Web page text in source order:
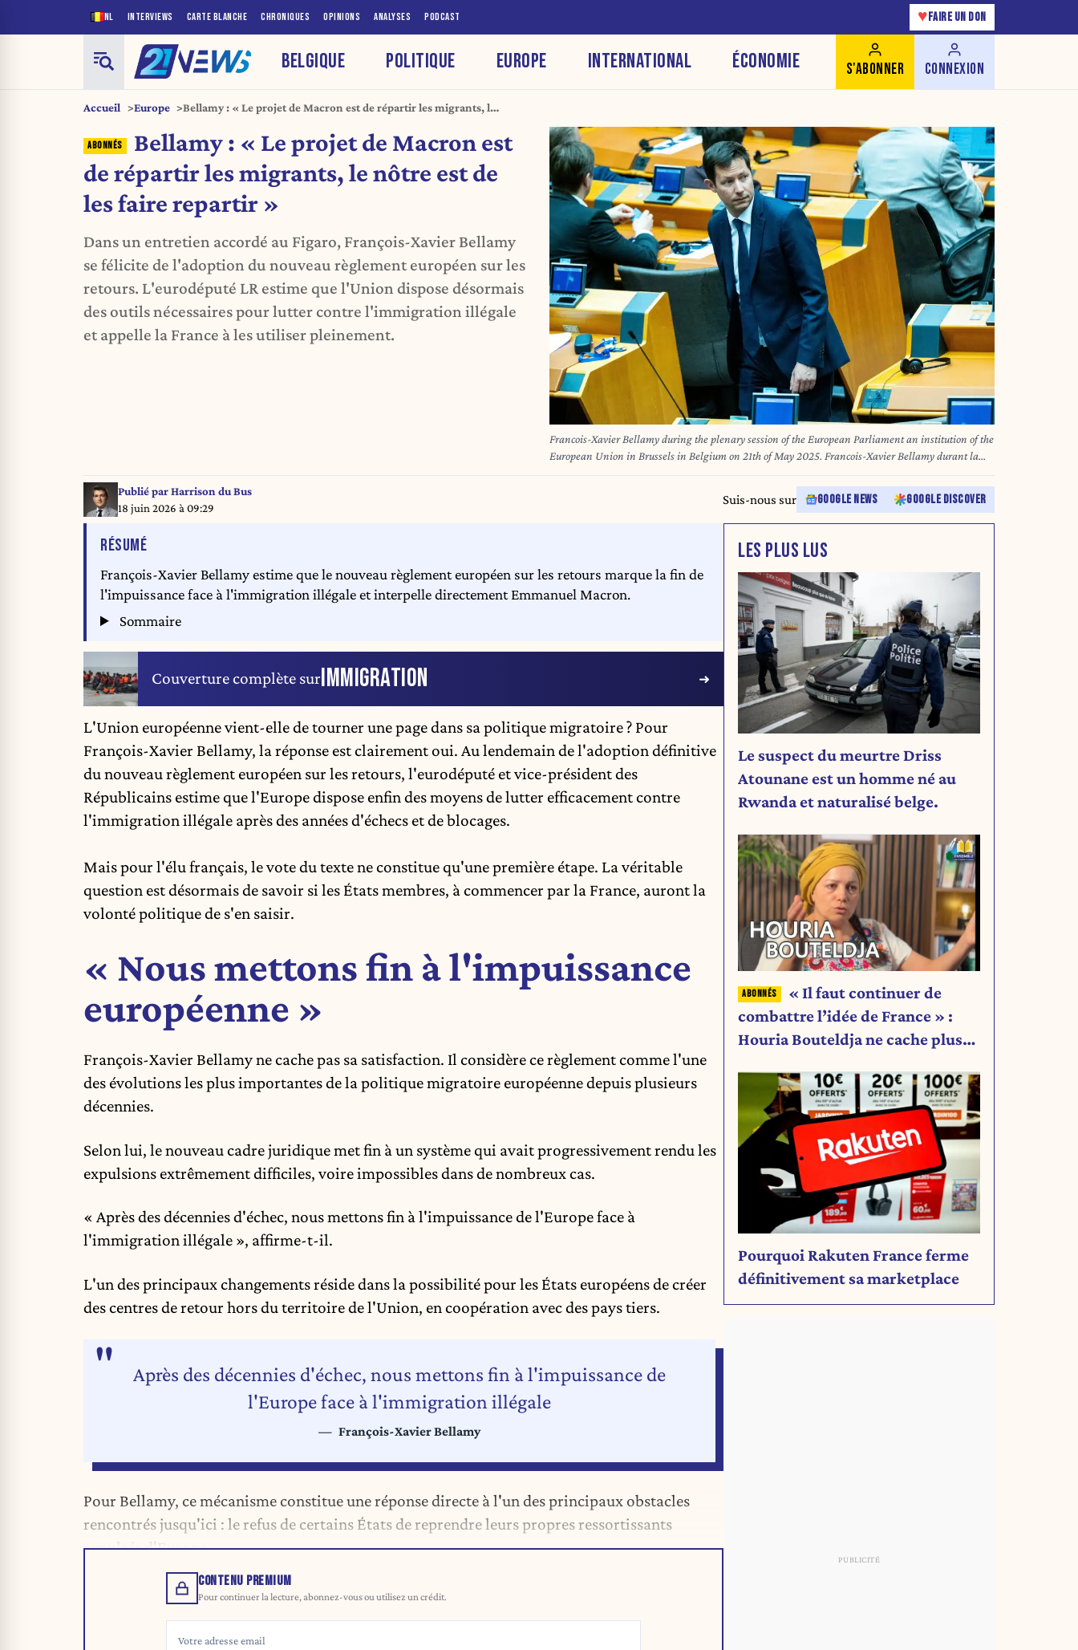
NL INTERVIEWS CARTE BLANCHE CHRONIQUES OPINIONS ANALYSES PODCAST ♥ FAIRE UN DON
BELGIQUE POLITIQUE EUROPE INTERNATIONAL ÉCONOMIE S'ABONNER CONNEXION
Accueil Europe
Bellamy : « Le projet de Macron est de répartir les migrants, le
Bellamy : « Le projet de Macron est
de répartir les migrants, le nôtre est de
les faire repartir »
Dans un entretien accordé au Figaro, François-Xavier Bellamy
se félicite de l'adoption du nouveau règlement européen sur les
retours. L'eurodéputé LR estime que l'Union dispose désormais
des outils nécessaires pour lutter contre l'immigration illégale
et appelle la France à les utiliser pleinement.
Francois-Xavier Bellamy during the plenary session of the European Parliament an institution of the
European Union in Brussels in Belgium on 21th of May 2025. Francois-Xavier Bellamy durant la
session pleniere du Parlement Europeen institution de l Union Europeenne a Bruxelles en Belgique
Publié parHarrison du Bus
18 juin 2026 à 09:29
Suis-nous sur GOOGLE NEWS GOOGLE DISCOVER
RÉSUMÉDE L'ARTICLE
François-Xavier Bellamy estime que le nouveau règlement européen sur les retours marque la fin de
l'impuissance face à l'immigration illégale et interpelle directement Emmanuel Macron.
Sommaire
Couverture complète surIMMIGRATION
L'Union européenne vient-elle de tourner une page dans sa politique migratoire ? Pour
François-Xavier Bellamy, la réponse est clairement oui. Au lendemain del'adoption définitive
du nouveau règlement européen sur les retours, l'eurodéputé et vice-président des
Républicains estime que l'Europe dispose enfin des moyens de lutter efficacement contre
l'immigration illégale après des années d'échecs et de blocages.
Mais pour l'élu français, le vote du texte ne constitue qu'une première étape. La véritable
question est désormais de savoir si les États membres, à commencer par la France, auront la
volonté politique de s'en saisir.
« Nous mettons fin à l'impuissance
européenne »
François-Xavier Bellamy ne cache pas sa satisfaction. Il considère ce règlement comme l'une
des évolutions les plus importantes de la politique migratoire européenne depuis plusieurs
décennies.
Selon lui, le nouveau cadre juridique met fin à un système qui avait progressivement rendu les
expulsions extrêmement difficiles, voire impossibles dans de nombreux cas.
« Après des décennies d'échec, nous mettons fin à l'impuissance de l'Europe face à
l'immigration illégale », affirme-t-il.
L'un des principaux changements réside dans la possibilité pour les États européens de créer
des centres de retour hors du territoire de l'Union, en coopération avec des pays tiers.
Après des décennies d'échec, nous mettons fin à l'impuissance de
l'Europe face à l'immigration illégale
François-Xavier Bellamy
Pour Bellamy, ce mécanisme constitue une réponse directe à l'un des principaux obstacles
rencontrés jusqu'ici : le refus de certains États de reprendre leurs propres ressortissants
expulsés d'Europe.
CONTENU PREMIUM
Pour continuer la lecture, abonnez-vous ou utilisez un crédit.
LES PLUS LUS
Le suspect du meurtre Driss
Atounane est un homme né au
Rwanda et naturalisé belge.
« Il faut continuer de
combattre l’idée de France » :
Houria Bouteldja ne cache plus
Pourquoi Rakuten France ferme
définitivement sa marketplace